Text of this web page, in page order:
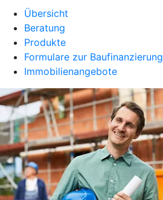
Übersicht
Beratung
Produkte
Formulare zur Baufinanzierung
Immobilienangebote